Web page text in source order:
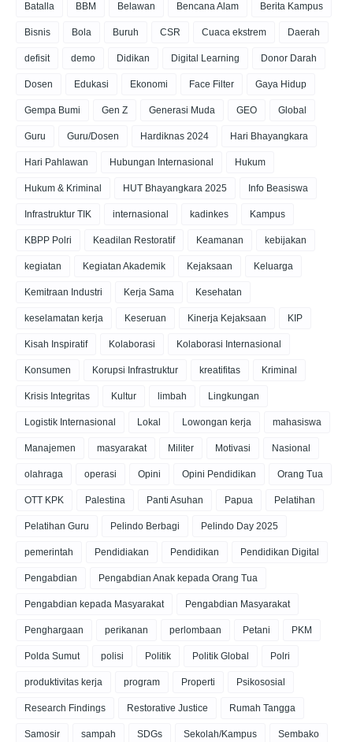
Batalla BBM Belawan Bencana Alam Berita Kampus
Bisnis Bola Buruh CSR Cuaca ekstrem Daerah
defisit demo Didikan Digital Learning Donor Darah
Dosen Edukasi Ekonomi Face Filter Gaya Hidup
Gempa Bumi Gen Z Generasi Muda GEO Global
Guru Guru/Dosen Hardiknas 2024 Hari Bhayangkara
Hari Pahlawan Hubungan Internasional Hukum
Hukum & Kriminal HUT Bhayangkara 2025 Info Beasiswa
Infrastruktur TIK internasional kadinkes Kampus
KBPP Polri Keadilan Restoratif Keamanan kebijakan
kegiatan Kegiatan Akademik Kejaksaan Keluarga
Kemitraan Industri Kerja Sama Kesehatan
keselamatan kerja Keseruan Kinerja Kejaksaan KIP
Kisah Inspiratif Kolaborasi Kolaborasi Internasional
Konsumen Korupsi Infrastruktur kreatifitas Kriminal
Krisis Integritas Kultur limbah Lingkungan
Logistik Internasional Lokal Lowongan kerja mahasiswa
Manajemen masyarakat Militer Motivasi Nasional
olahraga operasi Opini Opini Pendidikan Orang Tua
OTT KPK Palestina Panti Asuhan Papua Pelatihan
Pelatihan Guru Pelindo Berbagi Pelindo Day 2025
pemerintah Pendidiakan Pendidikan Pendidikan Digital
Pengabdian Pengabdian Anak kepada Orang Tua
Pengabdian kepada Masyarakat Pengabdian Masyarakat
Penghargaan perikanan perlombaan Petani PKM
Polda Sumut polisi Politik Politik Global Polri
produktivitas kerja program Properti Psikososial
Research Findings Restorative Justice Rumah Tangga
Samosir sampah SDGs Sekolah/Kampus Sembako